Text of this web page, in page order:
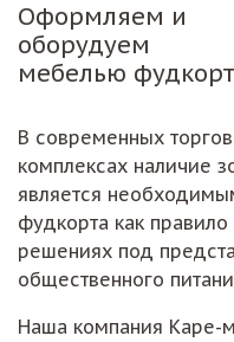
Оформляем и
оборудуем
мебелью фудкорт
В современных
комплексах наличие
является
фудкорта как
решениях под
общественного
Наша компания Каре-